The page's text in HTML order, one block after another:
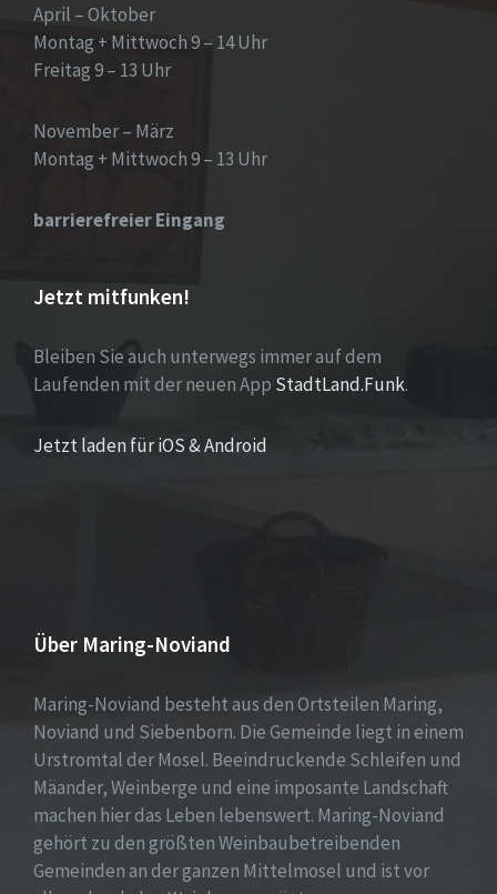
April – Oktober
Montag + Mittwoch 9 – 14 Uhr
Freitag 9 – 13 Uhr
November – März
Montag + Mittwoch 9 – 13 Uhr
barrierefreier Eingang
Jetzt mitfunken!
Bleiben Sie auch unterwegs immer auf dem
Laufenden mit der neuen App StadtLand.Funk.
Jetzt laden für iOS & Android
Über Maring-Noviand
Maring-Noviand besteht aus den Ortsteilen Maring,
Noviand und Siebenborn. Die Gemeinde liegt in einem
Urstromtal der Mosel. Beeindruckende Schleifen und
Mäander, Weinberge und eine imposante Landschaft
machen hier das Leben lebenswert. Maring-Noviand
gehört zu den größten Weinbaubetreibenden
Gemeinden an der ganzen Mittelmosel und ist vor